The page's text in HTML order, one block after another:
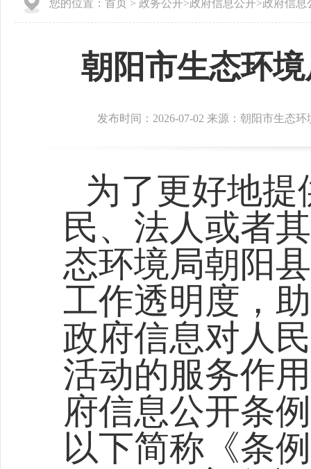
您的位置： 首页 > 政务公开>政府信息公开>政府信息
朝阳市生态环
发布时间：2026-07-02 来源：朝阳市生态
为了更好地
民、法人或者
态环境局朝阳
工作透明度，
政府信息对人
活动的服务作
府信息公开条
以下简称《条